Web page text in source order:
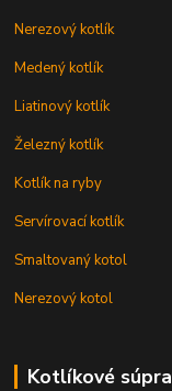
Nerezový kotlík
Medený kotlík
Liatinový kotlík
Železný kotlík
Kotlík na ryby
Servírovací kotlík
Smaltovaný kotol
Nerezový kotol
Kotlíkové